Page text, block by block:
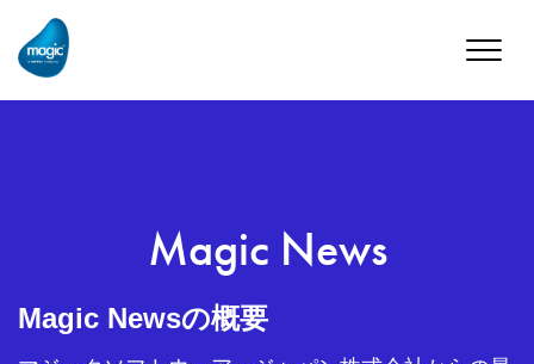
Toggle
Magic News
Magic Newsの概要